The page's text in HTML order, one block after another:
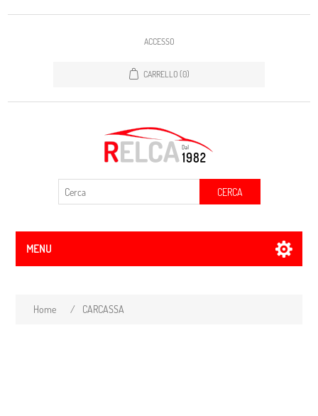
ACCESSO
CARRELLO (0)
CERCA
MENU
Home / CARCASSA